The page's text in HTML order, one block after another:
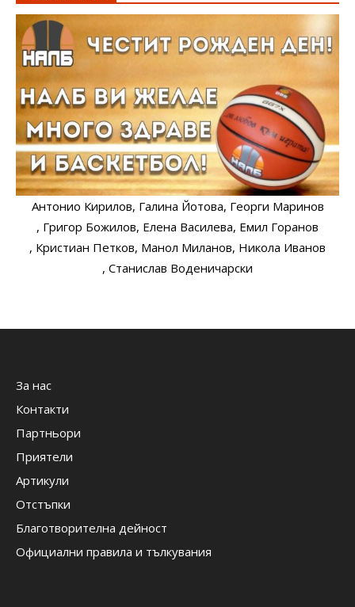
Антонио Кирилов, Галина Йотова, Георги Маринов
, Григор Божилов, Елена Василева, Емил Горанов
, Кристиан Петков, Манол Миланов, Никола Иванов
, Станислав Воденичарски
За нас
Контакти
Партньори
Приятели
Артикули
Отстъпки
Благотворителна дейност
Официални правила и тълкувания